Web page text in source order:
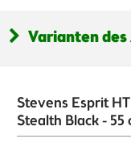
Varianten
Stevens Esprit
Stealth Black - 55